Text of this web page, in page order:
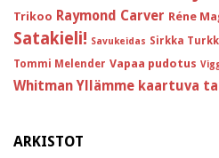
Trikoo Raymond Carver Réne
Satakieli! Savukeidas Sirkka
Tommi Melender Vapaa pudotus
Whitman Yllämme kaartuva
ARKISTOT